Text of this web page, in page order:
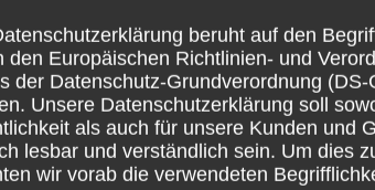
nicht
ausreichend
abgerufen
beruht auf den
den Europäischen Richtlinien- und
der Datenschutz-Grundverordnung
Unsere Datenschutzerklärung soll
als auch für unsere Kunden und
lesbar und verständlich sein. Um dies
wir vorab die verwendeten